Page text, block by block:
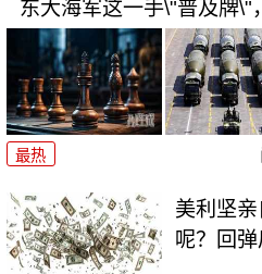
东大海军这一手\"普及牌\"
最热
美利坚
呢？回